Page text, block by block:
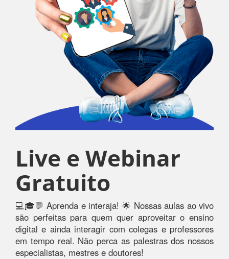
Live e Webinar
Gratuito
💻🎓💬 Aprenda e interaja! 🌟 Nossas aulas ao vivo
são perfeitas para quem quer aproveitar o ensino
digital e ainda interagir com colegas e professores
em tempo real. Não perca as palestras dos nossos
especialistas, mestres e doutores!